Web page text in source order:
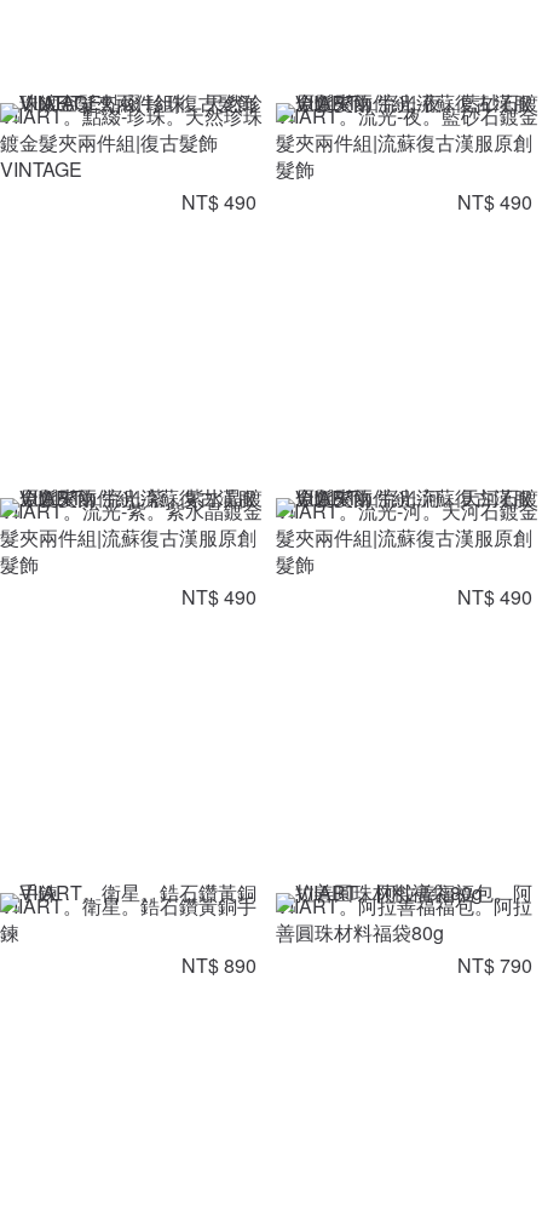
VIIART。點綴-珍珠。天然珍珠
鍍金髮夾兩件組|復古髮飾
VINTAGE
NT$ 490
VIIART。流光-夜。藍砂石鍍金
髮夾兩件組|流蘇復古漢服原創
髮飾
NT$ 490
VIIART。流光-紫。紫水晶鍍金
髮夾兩件組|流蘇復古漢服原創
髮飾
NT$ 490
VIIART。流光-河。天河石鍍金
髮夾兩件組|流蘇復古漢服原創
髮飾
NT$ 490
VIIART。衛星。鋯石鑽黃銅手
鍊
NT$ 890
VIIART。阿拉善福福包。阿拉
善圓珠材料福袋80g
NT$ 790